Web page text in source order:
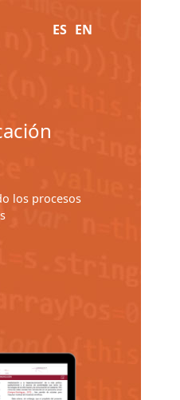
ES EN
los procesos